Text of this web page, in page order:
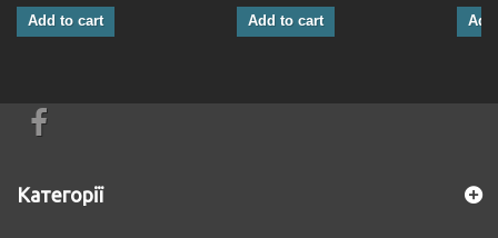
Add to cart Add to cart
Категорії